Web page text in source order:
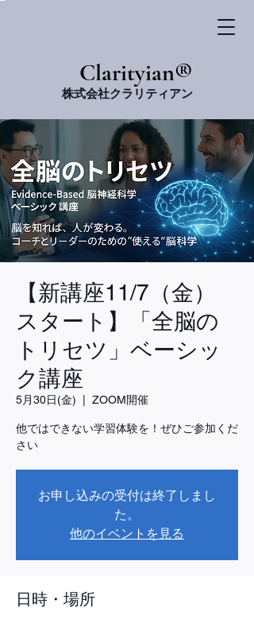
​Clarityian®
株式会社クラリティアン
【新講座11/7（金）
スタート】「全脳の
トリセツ」ベーシッ
ク講座
5月30日(金) ZOOM開催
他ではできない学習体験を！ぜひご参加くだ
さい
お申し込みの受付は終了しまし
た。
他のイベントを見る
日時・場所